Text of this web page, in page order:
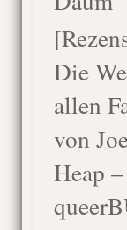
Die
allen
von
Heap –